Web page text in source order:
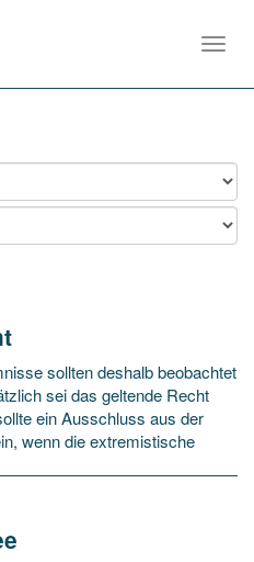
sollten deshalb beobachtet
sei das geltende Recht
ein Ausschluss aus der
wenn die extremistische